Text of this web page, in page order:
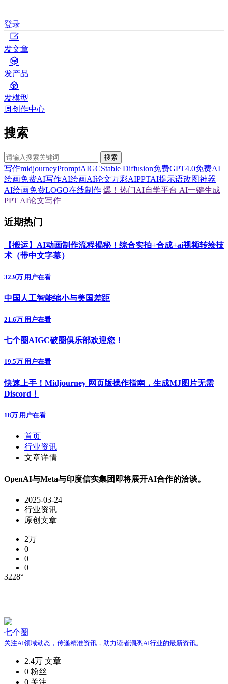
登录
发文章
发产品
发模型
创作中心
搜索
搜索
写作midjourneyPromptAIGCStable Diffusion免费GPT4.0免费AI
绘画免费AI写作AI绘画AI论文万彩AIPPTAI提示语改图神器
AI绘画免费LOGO在线制作 爆！热门AI自学平台 AI一键生成
PPT AI论文写作
近期热门
【搬运】AI动画制作流程揭秘！综合实拍+合成+ai视频转绘技
术（带中文字幕）
32.9万 用户在看
中国人工智能缩小与美国差距
21.6万 用户在看
七个圈AIGC破圈俱乐部欢迎您！
19.5万 用户在看
快速上手！Midjourney 网页版操作指南，生成MJ图片无需
Discord！
18万 用户在看
首页
行业资讯
文章详情
OpenAI与Meta与印度信实集团即将展开AI合作的洽谈。
2025-03-24
行业资讯
原创文章
2万
0
0
0
3228°
七个圈
关注AI领域动态，传递精准资讯，助力读者洞悉AI行业的最新资讯。
2.4万 文章
0 粉丝